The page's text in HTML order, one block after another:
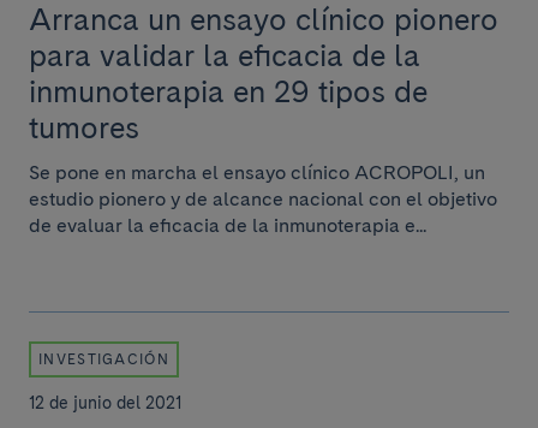
Arranca un ensayo clínico pionero
para validar la eficacia de la
inmunoterapia en 29 tipos de
tumores
Se pone en marcha el ensayo clínico ACROPOLI, un
estudio pionero y de alcance nacional con el objetivo
de evaluar la eficacia de la inmunoterapia e...
INVESTIGACIÓN
12 de junio del 2021